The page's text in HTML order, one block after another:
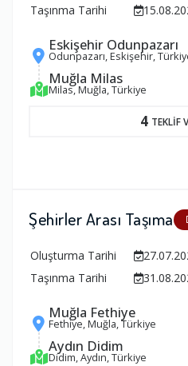
Taşınma Tarihi
Eskişehir Odunpazarı
Odunpazarı, Eskişehir,
Muğla Milas
Milas, Muğla, Türkiye
4 TEKLİF
Şehirler Arası Taşıma
Oluşturma Tarihi
Taşınma Tarihi
Muğla Fethiye
Fethiye, Muğla, Türkiye
Aydın Didim
Didim, Aydın, Türkiye